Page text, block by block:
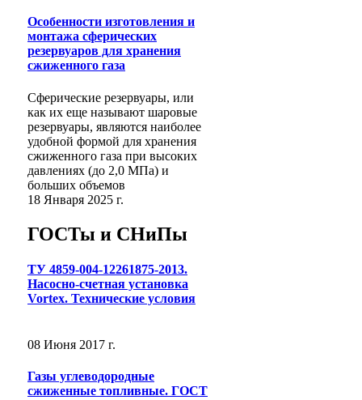
Особенности изготовления и
монтажа сферических
резервуаров для хранения
сжиженного газа
Сферические резервуары, или
как их еще называют шаровые
резервуары, являются наиболее
удобной формой для хранения
сжиженного газа при высоких
давлениях (до 2,0 МПа) и
больших объемов
18 Января 2025 г.
ГОСТы и СНиПы
ТУ 4859-004-12261875-2013.
Насосно-счетная установка
Vortex. Технические условия
08 Июня 2017 г.
Газы углеводородные
сжиженные топливные. ГОСТ